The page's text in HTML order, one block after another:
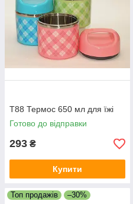
T88 Термос 650 мл для їжі
Готово до відправки
293 ₴
Купити
Топ продажів –30%